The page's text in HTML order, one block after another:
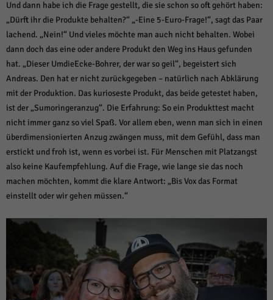
Und dann habe ich die Frage gestellt, die sie schon so oft gehört haben:
„Dürft ihr die Produkte behalten?“ „-Eine 5-Euro-Frage!“, sagt das Paar
lachend. „Nein!“ Und vieles möchte man auch nicht behalten. Wobei
dann doch das eine oder andere Produkt den Weg ins Haus gefunden
hat. „Dieser UmdieEcke-Bohrer, der war so geil“, begeistert sich
Andreas. Den hat er nicht zurückgegeben – natürlich nach Abklärung
mit der Produktion. Das kurioseste Produkt, das beide getestet haben,
ist der „Sumoringeranzug“. Die Erfahrung: So ein Produkttest macht
nicht immer ganz so viel Spaß. Vor allem eben, wenn man sich in einen
überdimensionierten Anzug zwängen muss, mit dem Gefühl, dass man
erstickt und froh ist, wenn es vorbei ist. Für Menschen mit Platzangst
also keine Kaufempfehlung. Auf die Frage, wie lange sie das noch
machen möchten, kommt die klare Antwort: „Bis Vox das Format
einstellt oder wir gehen müssen.“